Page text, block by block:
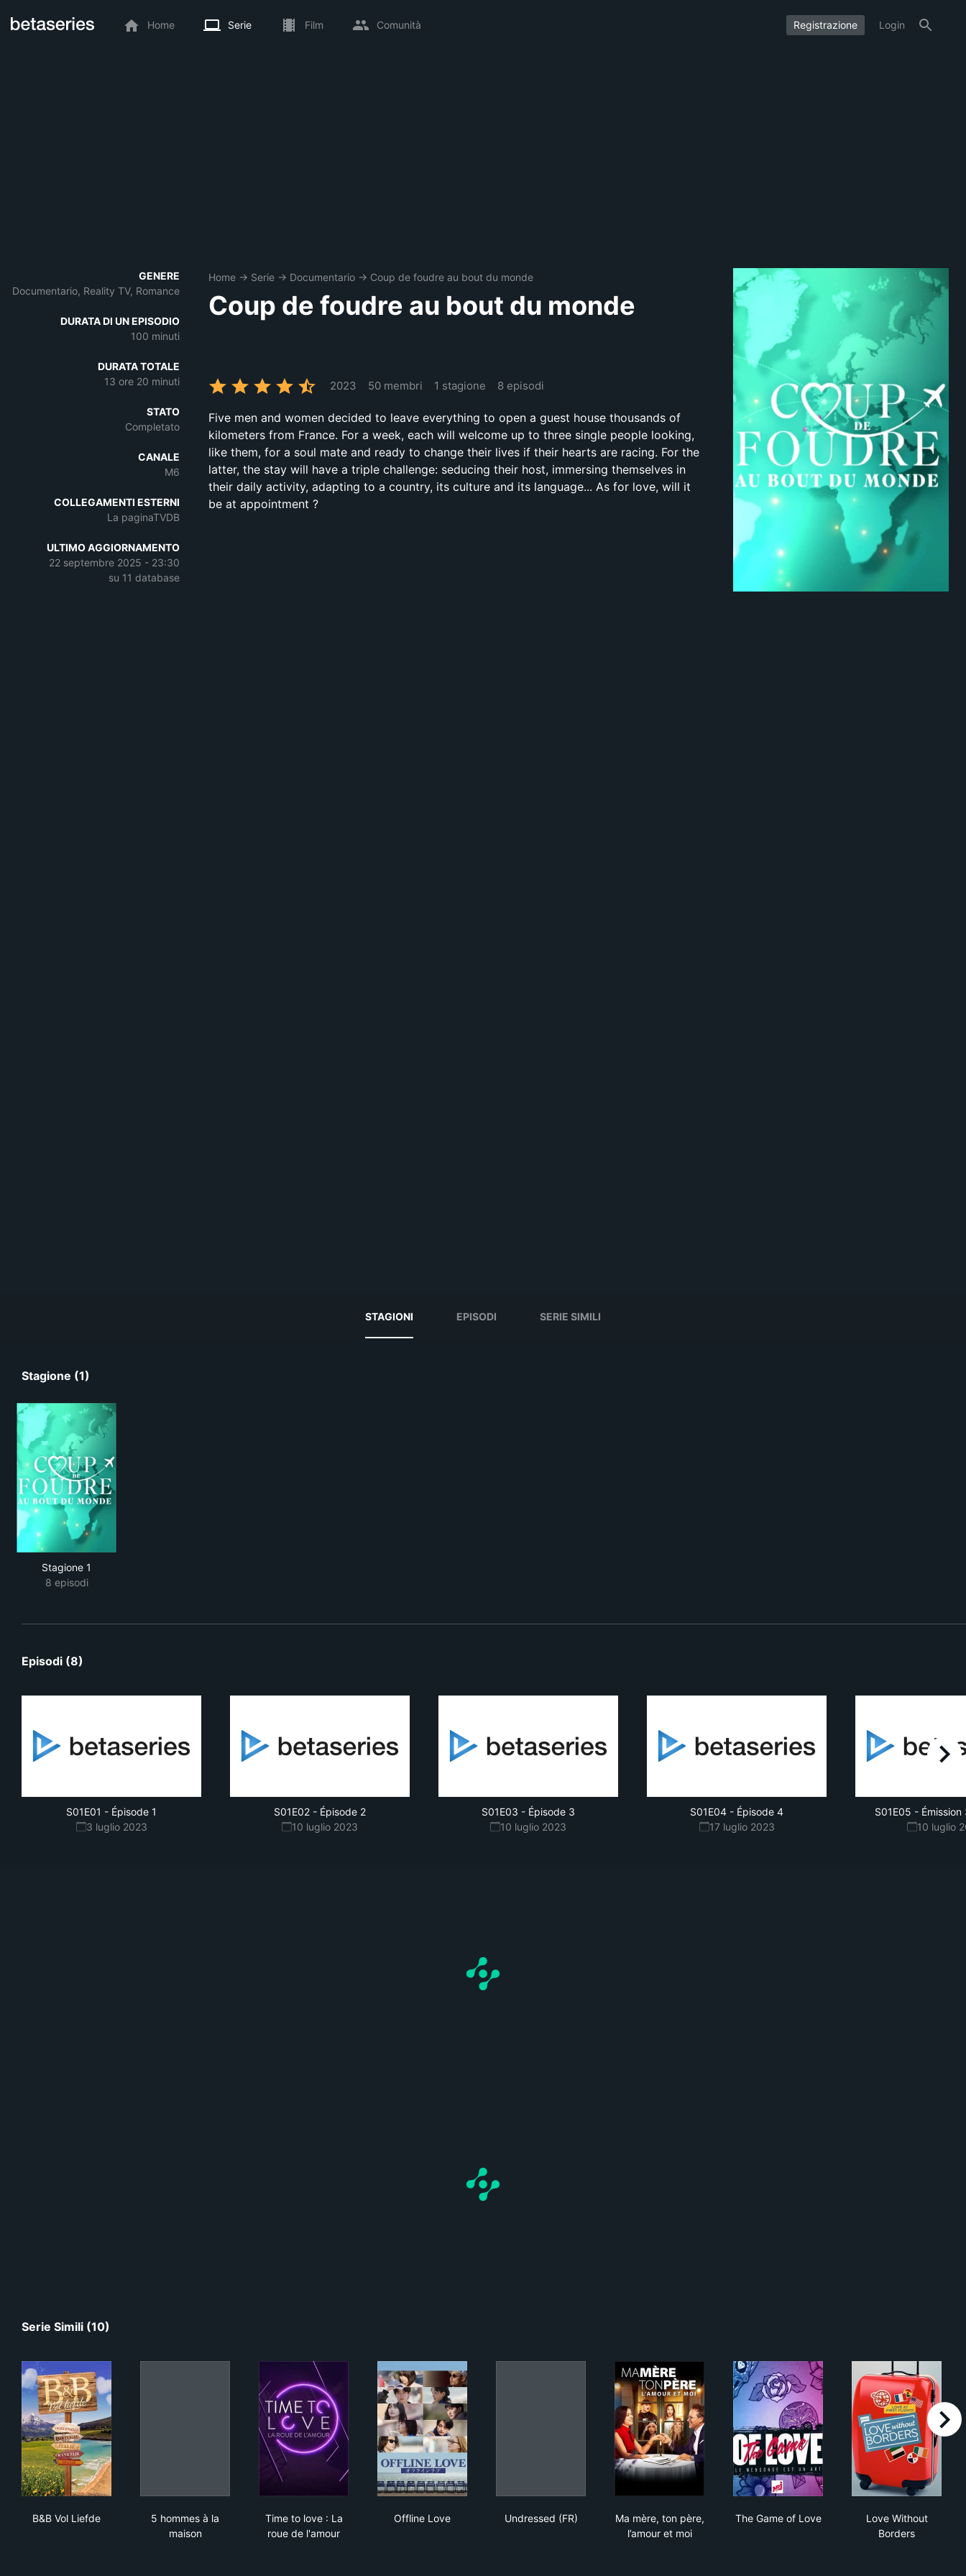
Home Serie Film Comunità Registrazione Login
GENERE
Documentario, Reality TV, Romance
DURATA DI UN EPISODIO
100 minuti
DURATA TOTALE
13 ore 20 minuti
STATO
Completato
CANALE
M6
COLLEGAMENTI ESTERNI
La paginaTVDB
ULTIMO AGGIORNAMENTO
22 septembre 2025 - 23:30
su 11 database
Home → Serie → Documentario → Coup de foudre au bout du monde
Coup de foudre au bout du monde
2023 50 membri 1 stagione 8 episodi
Five men and women decided to leave everything to open a guest house thousands of
kilometers from France. For a week, each will welcome up to three single people looking,
like them, for a soul mate and ready to change their lives if their hearts are racing. For the
latter, the stay will have a triple challenge: seducing their host, immersing themselves in
their daily activity, adapting to a country, its culture and its language... As for love, will it
be at appointment ?
STAGIONI EPISODI SERIE SIMILI
Stagione (1)
Stagione 1
8 episodi
Episodi (8)
S01E01 - Épisode 1
3 luglio 2023
S01E02 - Épisode 2
10 luglio 2023
S01E03 - Épisode 3
10 luglio 2023
S01E04 - Épisode 4
17 luglio 2023
S01E05 -
10 luglio
right
Serie Simili (10)
B&B Vol Liefde
5 hommes à la
maison
Time to love : La
roue de l'amour
Offline Love
Undressed (FR)
Ma mère, ton père,
l’amour et moi
The Game of Love
Love Without
Borders
right